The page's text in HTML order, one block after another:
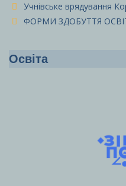
Учнівське врядування
ФОРМИ ЗДОБУТТЯ
Освіта